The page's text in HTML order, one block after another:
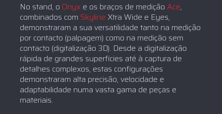
No stand, o Onyx e os braços de medição Ace,
combinados com Skyline Xtra Wide e Eyes,
demonstraram a sua versatilidade tanto na medição
por contacto (palpagem) como na medição sem
contacto (digitalização 3D). Desde a digitalização
rápida de grandes superfícies até à captura de
detalhes complexos, estas configurações
demonstraram alta precisão, velocidade e
adaptabilidade numa vasta gama de peças e
materiais.